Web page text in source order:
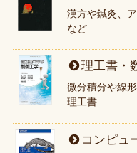
漢方や鍼灸、
など
理工書・
微分積分や線
理工書
コンピュ